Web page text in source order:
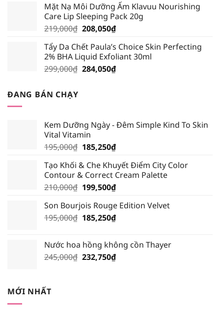
là:
195,000₫.
tại
là:
185,250₫.
Mặt Nạ Môi Dưỡng Ẩm Klavuu Nourishing
Care Lip Sleeping Pack 20g
219,000₫ Giá
là:
219,000₫.
208,050₫Giá
tại
là:
208,050₫.
Tẩy Da Chết Paula’s Choice Skin Perfecting
2% BHA Liquid Exfoliant 30ml
299,000₫ Giá
284,050₫Giá
ĐANG BÁN CHẠY
Kem Dưỡng Ngày - Đêm Simple Kind To Skin
Vital Vitamin
195,000₫ Giá
là:
195,000₫.
185,250₫Giá
tại
là:
185,250₫.
Tạo Khối & Che Khuyết Điểm City Color
Contour & Correct Cream Palette
210,000₫ Giá
là:
210,000₫.
199,500₫Giá
tại
là:
Son Bourjois Rouge Edition Velvet
195,000₫ Giá
195,000₫.
185,250₫Giá
là:
185,250₫.
Nước hoa hồng không cồn Thayer
245,000₫ Giá
232,750₫Giá
MỚI NHẤT